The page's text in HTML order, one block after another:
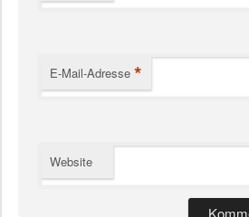
E-Mail-Adresse *
Website